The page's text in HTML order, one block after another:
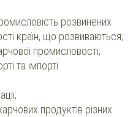
розвинених
країн, що розвиваються;
промисловості;
та імпорті
продуктів різних